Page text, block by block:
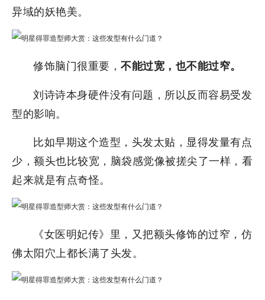
异域的妖艳美。
修饰脑门很重要， 不能过宽，也不能过窄。
刘诗诗本身硬件没有问题，所以反而容易受发
型的影响。
比如早期这个造型，头发太贴，显得发量有点
少，额头也比较宽，脑袋感觉像被搓尖了一样，看
起来就是有点奇怪。
《女医明妃传》里，又把额头修饰的过窄，仿
佛太阳穴上都长满了头发。